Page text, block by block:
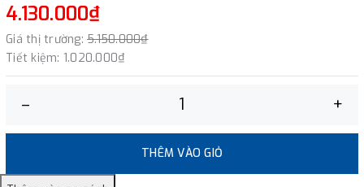
4.130.000₫
Giá thị trường: 5.150.000₫
Tiết kiệm: 1.020.000₫
– +
THÊM VÀO GIỎ